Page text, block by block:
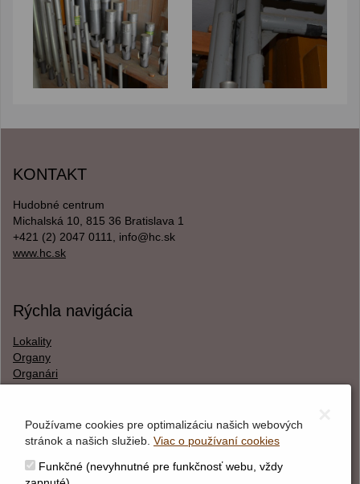
KONTAKT
Hudobné centrum
Michalská 10, 815 36 Bratislava 1
+421 (2) 2047 0111, info@hc.sk
www.hc.sk
Rýchla navigácia
Lokality
Organy
Organári
Textová verzia
O webstránke
Správca obsahu
Používame cookies pre optimalizáciu našich webových
stránok a našich služieb. Viac o používaní cookies
Funkčné (nevyhnutné pre funkčnosť webu, vždy